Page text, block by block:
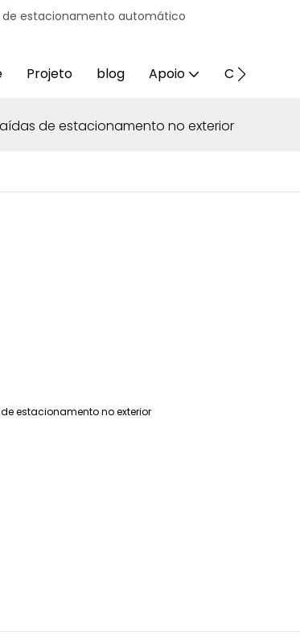
de estacionamento automático
Projeto blog Apoio Contato
de estacionamento no exterior